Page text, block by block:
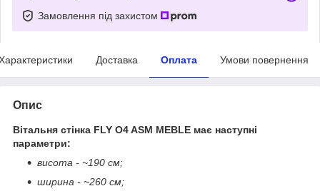
Замовлення під захистом
Доставка Оплата Умови повернення
Опис
Вітальня стінка FLY O4 ASM MEBLE має наступні
параметри:
висота - ~190 см;
ширина - ~260 см;